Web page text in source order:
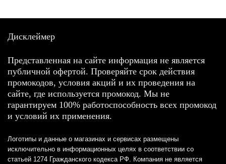
Дисклеймер
Представленная на сайте информация не является
публичной офертой. Проверяйте срок действия
промокодов, условия акций и их проведения на
сайте, где используется промокод. Мы не
гарантируем 100% работоспособность всех промокод
и условий их применения.
Логотипы и данные о магазинах и сервисах размещены
исключительно в информационных целях в соответствии со
статьей 1274 Гражданского кодекса РФ. Компания не является